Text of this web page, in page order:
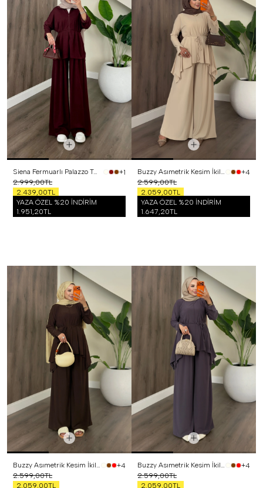
Siena Fermuarlı Palazzo Takım Bordo
+1
2.999,00TL
2.439,00TL
YAZA ÖZEL %20 İNDİRİM
1.951,20TL
Buzzy Asımetrik Kesim İkili Takım Bej
+4
2.599,00TL
2.059,00TL
YAZA ÖZEL %20 İNDİRİM
1.647,20TL
Buzzy Asımetrik Kesim İkili Takım Kahverengi
+4
2.599,00TL
2.059,00TL
Buzzy Asımetrik Kesim İkili Takım Mor
+4
2.599,00TL
2.059,00TL